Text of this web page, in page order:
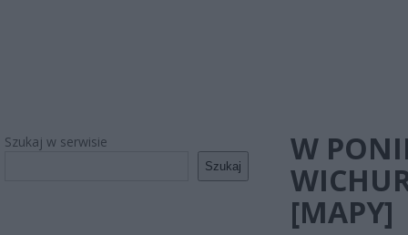
Szukaj w serwisie
Szukaj
W
[MAPY]